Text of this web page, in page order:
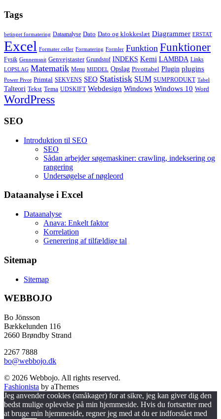
Tags
betinget formatering Dataanalyse Dato Dato og klokkeslæt Diagrammer ERSTAT
Excel Formater celler Formatering Formler Funktion Funktioner
Fysik Gennemsnit Genvejstaster Grundstof INDEKS Kemi LAMBDA Links
LOPSLAG Matematik Menu MIDDEL Opslag Pivottabel Plugin plugins
Power Pivot Primtal SEKVENS SEO Statistisk SUM SUMPRODUKT Tabel
Talteori Tekst Tema UDSKIFT Webdesign Windows Windows 10 Word
WordPress
SEO
Introduktion til SEO
SEO
Sådan arbejder søgemaskiner: crawling, indeksering og
rangering
Undersøgelse af nøgleord
Dataanalyse i Excel
Dataanalyse
Anava: Enkelt faktor
Korrelation
Generering af tilfældige tal
Sitemap
Sitemap
WEBBOJO
Bo Jönsson
Bækkelunden 116
2660 Brøndby Strand
2267 7888
bo@webbojo.dk
© 2026 Webbojo. All rights reserved.
Fashionista by aThemes
Jeg anvender cookies (småkager) for at sikre, jeg kan giver dig den
bedst mulige oplevelse på min hjemmeside. Hvis du fortsætter med
at bruge min hjemmeside, regner jeg med at du er indforstået med